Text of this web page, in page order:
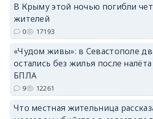
В Крыму этой ночью погибли
жителей
0 17193
«Чудом живы»: в Севастополе
остались без жилья после
БПЛА
9 12261
Что местная жительница